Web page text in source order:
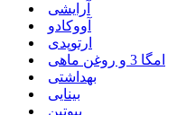
آرایشی
آووکادو
ارتوپدی
امگا 3 و روغن ماهی
بهداشتی
بینایی
بیوتین